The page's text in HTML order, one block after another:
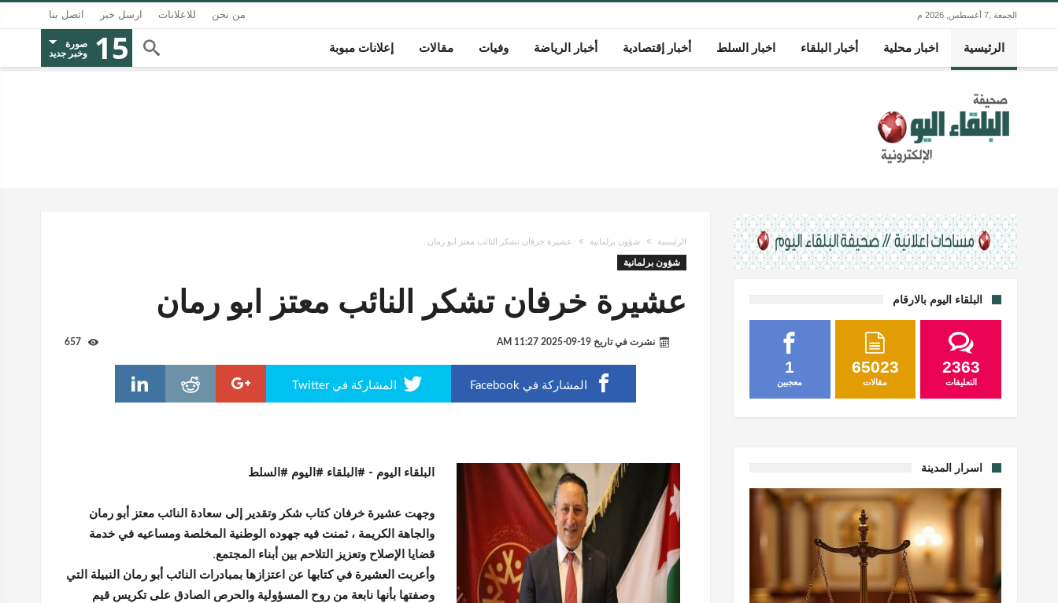
الجمعة ,7 أغسطس, 2026 م من نحن للاعلانات ارسل خبر اتصل بنا
الرئيسية اخبار محلية أخبار البلقاء اخبار السلط أخبار إقتصادية أخبار الرياضة وفيات مقالات إعلانات مبوبة 15 صورة
وخبر جديد
الرئيسية شؤون برلمانية عشيرة خرفان تشكر النائب معتز ابو رمان
شؤون برلمانية
عشيرة خرفان تشكر النائب معتز ابو رمان
نشرت في تاريخ 19-09-2025 11:27 AM
المشاركة في Facebook المشاركة في Twitter
البلقاء اليوم - #البلقاء #اليوم #السلط
وجهت عشيرة خرفان كتاب شكر وتقدير إلى سعادة النائب معتز أبو رمان
والجاهة الكريمة ، ثمنت فيه جهوده الوطنية المخلصة ومساعيه في خدمة
قضايا الإصلاح وتعزيز التلاحم بين أبناء المجتمع.
وأعربت العشيرة في كتابها عن اعتزازها بمبادرات النائب أبو رمان النبيلة التي
وصفتها بأنها نابعة من روح المسؤولية والحرص الصادق على تكريس قيم
البلقاء اليوم بالارقام
1
معجبين
65023
مقالات
2363
التعليقات
اسرار المدينة